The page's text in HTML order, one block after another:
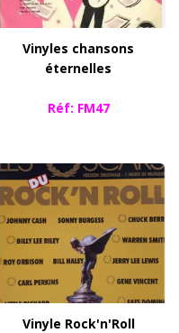
Vinyles chansons
éternelles
Réf: FM47
Vinyle Rock'n'Roll